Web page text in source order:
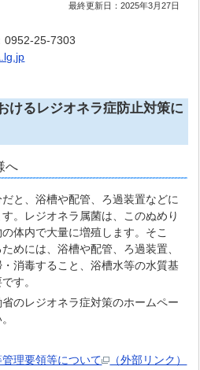
最終更新日：2025年3月27日
0952-25-7303
けるレジオネラ症防止対策に
へ
と、浴槽や配管、ろ過装置などに
。レジオネラ属菌は、このぬめり
体内で大量に増殖します。そこ
めには、浴槽や配管、ろ過装置、
消毒すること、浴槽水等の水質基
す。
のレジオネラ症対策のホームペー
理要領等について
（外部リンク）